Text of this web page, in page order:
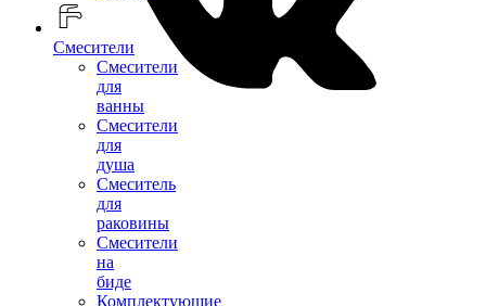
Смесители
Смесители
для
ванны
Смесители
для
душа
Смеситель
для
раковины
Смесители
на
биде
Комплектующие